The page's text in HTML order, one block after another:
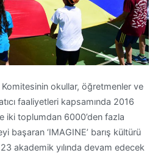
okullar, öğretmenler ve
faaliyetleri kapsamında 2016
iki toplumdan 6000’den fazla
başaran ‘IMAGINE’ barış kültürü
akademik yılında devam edecek